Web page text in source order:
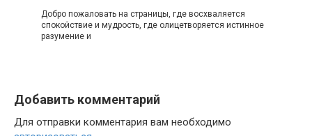
Добро пожаловать на страницы, где восхваляется
спокойствие и мудрость, где олицетворяется истинное
разумение и
Добавить комментарий
Для отправки комментария вам необходимо